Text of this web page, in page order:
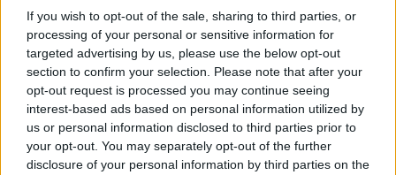
If you wish to opt-out of the sale, sharing to third parties, or
processing of your personal or sensitive information for
targeted advertising by us, please use the below opt-out
section to confirm your selection. Please note that after your
opt-out request is processed you may continue seeing
interest-based ads based on personal information utilized by
us or personal information disclosed to third parties prior to
your opt-out. You may separately opt-out of the further
disclosure of your personal information by third parties on the
di eccellenza
Francesca Galli · 9 Ago 2026